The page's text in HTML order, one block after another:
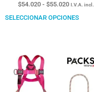
$54.020 - $55.020 I.V.A. incl.
SELECCIONAR OPCIONES